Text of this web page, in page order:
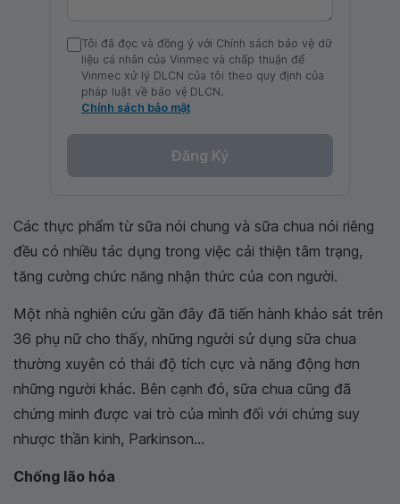
Tôi đã đọc và đồng ý với Chính sách bảo vệ dữ
liệu cá nhân của Vinmec và chấp thuận để
Vinmec xử lý DLCN của tôi theo quy định của
pháp luật về bảo vệ DLCN.
Chính sách bảo mật
Đăng Ký
Các thực phẩm từ sữa nói chung và sữa chua nói riêng
đều có nhiều tác dụng trong việc cải thiện tâm trạng,
tăng cường chức năng nhận thức của con người.
Một nhà nghiên cứu gần đây đã tiến hành khảo sát trên
36 phụ nữ cho thấy, những người sử dụng sữa chua
thường xuyên có thái độ tích cực và năng động hơn
những người khác. Bên cạnh đó, sữa chua cũng đã
chứng minh được vai trò của mình đối với chứng suy
nhược thần kinh, Parkinson...
Chống lão hóa